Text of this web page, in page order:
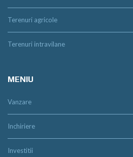
Terenuri agricole
Terenuri intravilane
MENIU
Vanzare
Inchiriere
Investitii